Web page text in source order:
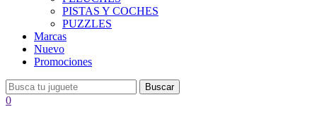
PISTAS Y COCHES
PUZZLES
Marcas
Nuevo
Promociones
Buscar
0